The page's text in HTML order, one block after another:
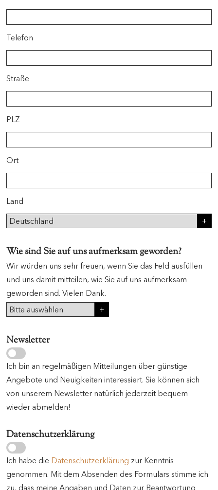
Telefon
Straße
PLZ
Ort
Land
Wie sind Sie auf uns aufmerksam geworden?
Wir würden uns sehr freuen, wenn Sie das Feld ausfüllen
und uns damit mitteilen, wie Sie auf uns aufmerksam
geworden sind. Vielen Dank.
Newsletter
Ich bin an regelmäßigen Mitteilungen über günstige
Angebote und Neuigkeiten interessiert. Sie können sich
von unserem Newsletter natürlich jederzeit bequem
wieder abmelden!
Datenschutzerklärung
Ich habe die Datenschutzerklärung zur Kenntnis
genommen. Mit dem Absenden des Formulars stimme ich
zu, dass meine Angaben und Daten zur Beantwortung